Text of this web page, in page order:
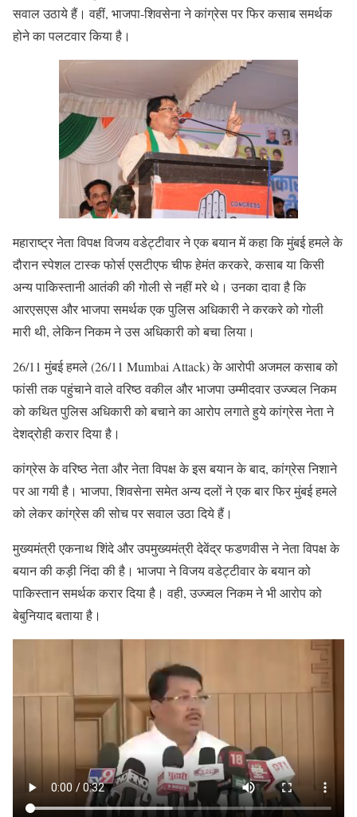
सवाल उठाये हैं। वहीं, भाजपा-शिवसेना ने कांग्रेस पर फिर कसाब समर्थक
होने का पलटवार किया है।
महाराष्ट्र नेता विपक्ष विजय वडेट्टीवार ने एक बयान में कहा कि मुंबई हमले के
दौरान स्पेशल टास्क फोर्स एसटीएफ चीफ हेमंत करकरे, कसाब या किसी
अन्य पाकिस्तानी आतंकी की गोली से नहीं मरे थे। उनका दावा है कि
आरएसएस और भाजपा समर्थक एक पुलिस अधिकारी ने करकरे को गोली
मारी थी, लेकिन निकम ने उस अधिकारी को बचा लिया।
26/11 मुंबई हमले (26/11 Mumbai Attack) के आरोपी अजमल कसाब को
फांसी तक पहुंचाने वाले वरिष्ठ वकील और भाजपा उम्मीदवार उज्ज्वल निकम
को कथित पुलिस अधिकारी को बचाने का आरोप लगाते हुये कांग्रेस नेता ने
देशद्रोही करार दिया है।
कांग्रेस के वरिष्ठ नेता और नेता विपक्ष के इस बयान के बाद, कांग्रेस निशाने
पर आ गयी है। भाजपा, शिवसेना समेत अन्य दलों ने एक बार फिर मुंबई हमले
को लेकर कांग्रेस की सोच पर सवाल उठा दिये हैं।
मुख्यमंत्री एकनाथ शिंदे और उपमुख्यमंत्री देवेंद्र फडणवीस ने नेता विपक्ष के
बयान की कड़ी निंदा की है। भाजपा ने विजय वडेट्टीवार के बयान को
पाकिस्तान समर्थक करार दिया है। वही, उज्ज्वल निकम ने भी आरोप को
बेबुनियाद बताया है।